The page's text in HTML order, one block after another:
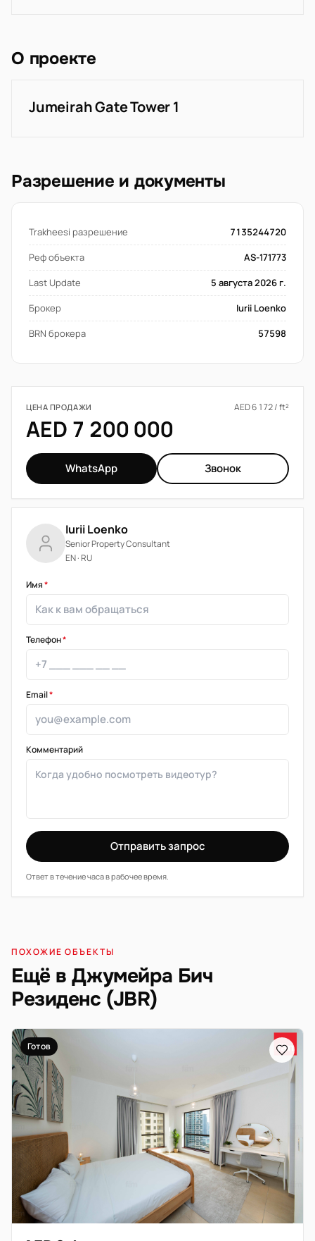
О проекте
Jumeirah Gate Tower 1
Разрешение и документы
Trakheesi разрешение
7135244720
Реф объекта
AS-171773
Last Update
5 августа 2026 г.
Брокер
Iurii Loenko
BRN брокера
57598
ЦЕНА ПРОДАЖИ AED 6 172 / ft²
AED 7 200 000
WhatsApp Звонок
Iurii Loenko
Senior Property Consultant
EN · RU
Имя*
Телефон*
Email*
Комментарий
Отправить запрос
Ответ в течение часа в рабочее время.
ПОХОЖИЕ ОБЪЕКТЫ
Ещё в Джумейра Бич
Резиденс (JBR)
Готов